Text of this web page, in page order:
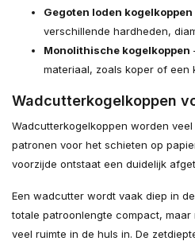
Gegoten loden kogelkoppen
verschillende hardheden,
Monolithische kogelkoppen
materiaal, zoals koper of een
Wadcutterkogelkoppen
Wadcutterkogelkoppen worden
patronen voor het schieten op
voorzijde ontstaat een duidelijk
Een wadcutter wordt vaak diep in
totale patroonlengte compact,
veel ruimte in de huls in. De